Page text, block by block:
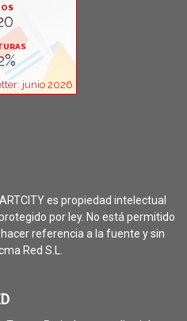
es propiedad intelectual
por ley. No está permitido
referencia a la fuente y sin
Red S.L.